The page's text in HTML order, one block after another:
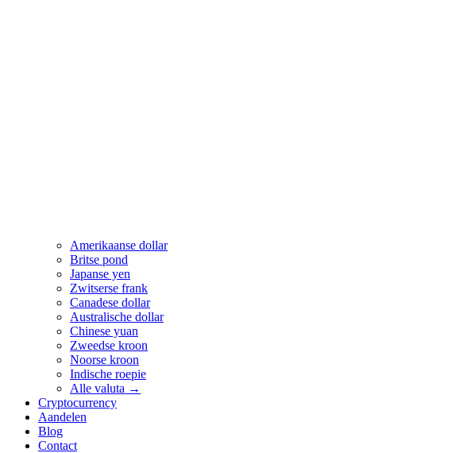
Amerikaanse dollar
Britse pond
Japanse yen
Zwitserse frank
Canadese dollar
Australische dollar
Chinese yuan
Zweedse kroon
Noorse kroon
Indische roepie
Alle valuta →
Cryptocurrency
Aandelen
Blog
Contact